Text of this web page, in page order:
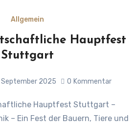
Allgemein
Hauptfest
Stuttgart
September 2025 0 Kommentar
– Ein Fest der Bauern, Tiere und